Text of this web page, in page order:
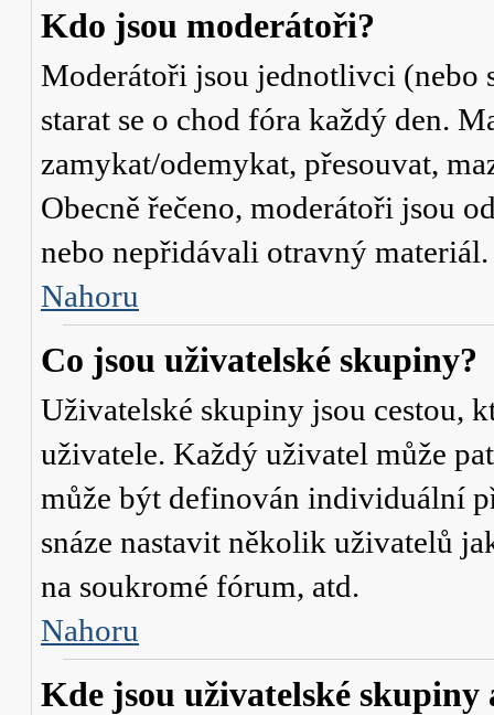
Kdo jsou moderátoři?
Moderátoři jsou jednotlivci (nebo
starat se o chod fóra každý den.
zamykat/odemykat, přesouvat,
Obecně řečeno, moderátoři jsou
nebo nepřidávali otravný materiál.
Nahoru
Co jsou uživatelské skupiny?
Uživatelské skupiny jsou cestou,
uživatele. Každý uživatel může
může být definován individuální
snáze nastavit několik uživatelů
na soukromé fórum, atd.
Nahoru
Kde jsou uživatelské